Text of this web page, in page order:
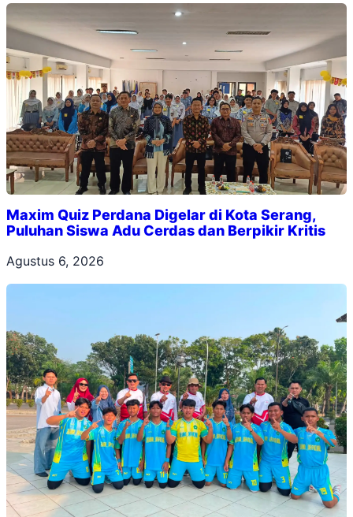
Maxim Quiz Perdana Digelar di Kota Serang,
Puluhan Siswa Adu Cerdas dan Berpikir Kritis
Agustus 6, 2026